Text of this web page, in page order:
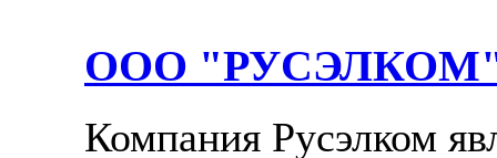
ООО
Компания Русэлком